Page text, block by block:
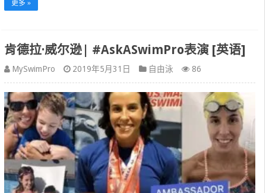
更多 »
肯德拉·威尔逊| #AskASwimPro表演 [英语]
MySwimPro 2019年5月31日 自由泳 86